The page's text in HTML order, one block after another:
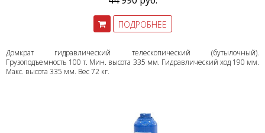
ПОДРОБНЕЕ
Домкрат гидравлический телескопический (бутылочный).
Грузоподъемность 100 т. Мин. высота 335 мм. Гидравлический ход 190 мм.
Макс. высота 335 мм. Вес 72 кг.